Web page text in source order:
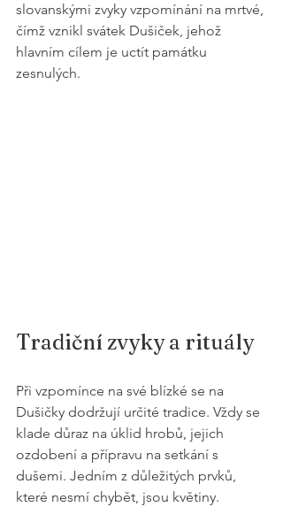
slovanskými zvyky vzpomínání na mrtvé,
čímž vznikl svátek Dušiček, jehož
hlavním cílem je uctít památku
zesnulých.
Tradiční zvyky a rituály
Při vzpomínce na své blízké se na
Dušičky dodržují určité tradice. Vždy se
klade důraz na úklid hrobů, jejich
ozdobení a přípravu na setkání s
dušemi. Jedním z důležitých prvků,
které nesmí chybět, jsou květiny.